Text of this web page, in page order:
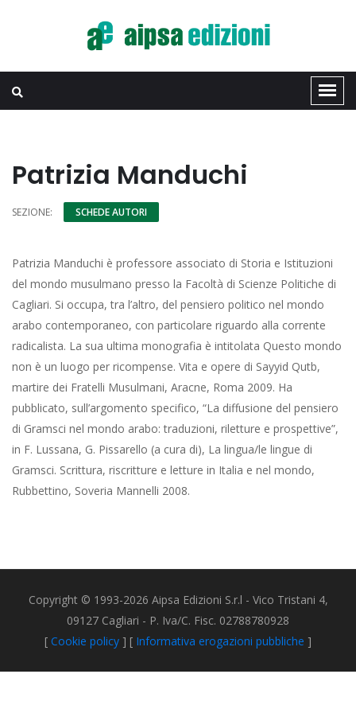
Patrizia Manduchi
SEZIONE: SCHEDE AUTORI
Patrizia Manduchi è professore associato di Storia e Istituzioni
del mondo musulmano presso la Facoltà di Scienze Politiche di
Cagliari. Si occupa, tra l’altro, del pensiero politico nel mondo
arabo contemporaneo, con particolare riguardo alla corrente
radicalista. La sua ultima monografia è intitolata Questo mondo
non è un luogo per ricompense. Vita e opere di Sayyid Qutb,
martire dei Fratelli Musulmani, Aracne, Roma 2009. Ha
pubblicato, sull’argomento specifico, “La diffusione del pensiero
di Gramsci nel mondo arabo: traduzioni, riletture e prospettive”,
in F. Lussana, G. Pissarello (a cura di), La lingua/le lingue di
Gramsci. Scrittura, riscritture e letture in Italia e nel mondo,
Rubbettino, Soveria Mannelli 2008.
Copyright © 1993-2026 Aipsa Edizioni S.r.l - Vico Tristani 4,
09127 Cagliari - P. Iva/C. Fisc. 02788780928
[ Cookie policy ] [ Informativa erogazioni pubbliche ]